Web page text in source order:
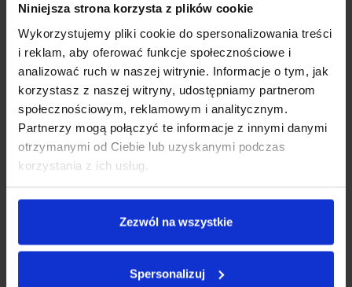
Niniejsza strona korzysta z plików cookie
Wykorzystujemy pliki cookie do spersonalizowania treści
i reklam, aby oferować funkcje społecznościowe i
analizować ruch w naszej witrynie. Informacje o tym, jak
korzystasz z naszej witryny, udostępniamy partnerom
społecznościowym, reklamowym i analitycznym.
Partnerzy mogą połączyć te informacje z innymi danymi
otrzymanymi od Ciebie lub uzyskanymi podczas
korzystania z ich usług.
Zezwól na wszystkie
Spersonalizuj
Drążek Kierowniczy Do Samochodu RC Xblitz Vroom-X
DRĄŻEK KIEROWNICZY DO SAMOCHODU RC XBLITZ VROOM-X
Elementy wymienne zabawek